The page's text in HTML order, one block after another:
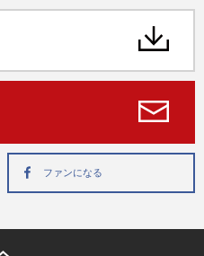
ファンになる